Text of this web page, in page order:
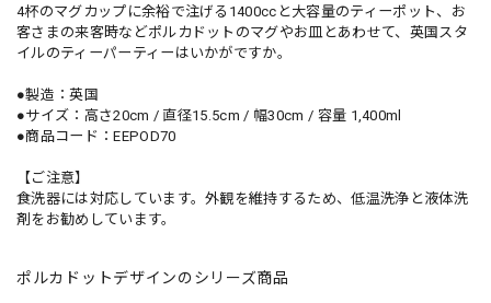
4杯のマグカップに余裕で注げる1400ccと大容量のティーポット、お
客さまの来客時などポルカドットのマグやお皿とあわせて、英国スタ
イルのティーパーティーはいかがですか。
●製造：英国
●サイズ：高さ20cm / 直径15.5cm / 幅30cm / 容量 1,400ml
●商品コード：EEPOD70
【ご注意】
食洗器には対応しています。外観を維持するため、低温洗浄と液体洗
剤をお勧めしています。
ポルカドットデザインのシリーズ商品